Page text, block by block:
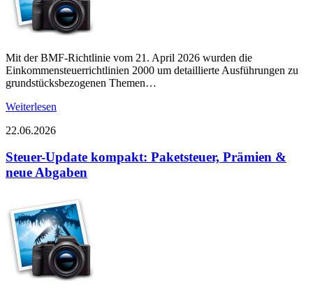
Mit der BMF-Richtlinie vom 21. April 2026 wurden die
Einkommensteuerrichtlinien 2000 um detaillierte Ausführungen zu
grundstücksbezogenen Themen…
Weiterlesen
22.06.2026
Steuer-Update kompakt: Paketsteuer, Prämien &
neue Abgaben